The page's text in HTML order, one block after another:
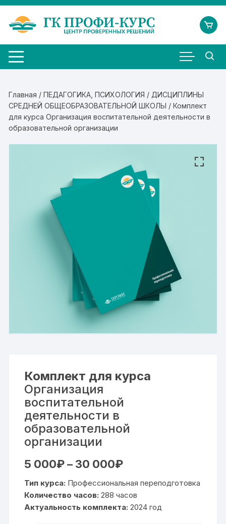
Перейти
содержимому
Главная /ПЕДАГОГИКА, ПСИХОЛОГИЯ / ДИСЦИПЛИНЫ
СРЕДНЕЙ ОБЩЕОБРАЗОВАТЕЛЬНОЙ ШКОЛЫ / Комплект
для курса Организация воспитательной деятельности в
образовательной организации
Комплект для курса
Организация
воспитательной
деятельности в
образовательной
организации
5 000₽ – 30 000₽Диапазон
000₽
–
30
000₽
Тип курса: Профессиональная переподготовка
Количество часов: 288 часов
Актуальность комплекта: 2024 год